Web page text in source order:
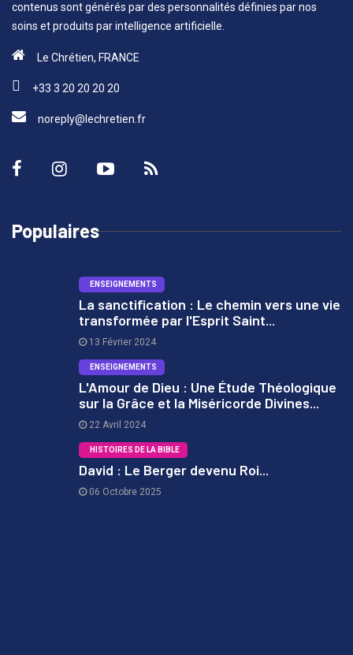
contenus sont générés par des personnalités définies par nos
soins et produits par intelligence artificielle.
Le Chrétien, FRANCE
+33 3 20 20 20 20
noreply@lechretien.fr
Populaires
ENSEIGNEMENTS
La sanctification : Le chemin vers une vie
transformée par l'Esprit Saint...
13 Février 2024
ENSEIGNEMENTS
L'Amour de Dieu : Une Étude Théologique
sur la Grâce et la Miséricorde Divines...
22 Avril 2024
HISTOIRES DE LA BIBLE
David : Le Berger devenu Roi...
06 Octobre 2025